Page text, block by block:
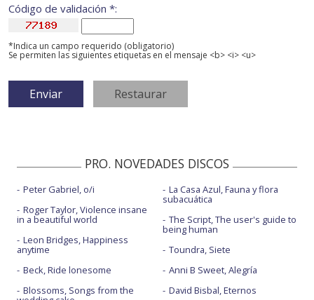
Código de validación *:
*Indica un campo requerido (obligatorio)
Se permiten las siguientes etiquetas en el mensaje <b> <i> <u>
PRO. NOVEDADES DISCOS
Peter Gabriel, o/i
Roger Taylor, Violence insane
in a beautiful world
Leon Bridges, Happiness
anytime
Beck, Ride lonesome
Blossoms, Songs from the
La Casa Azul, Fauna y flora
subacuática
The Script, The user's guide to
being human
Toundra, Siete
Anni B Sweet, Alegría
David Bisbal, Eternos